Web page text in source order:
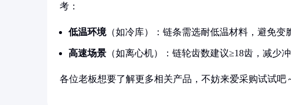
考：
低温环境（如冷库）：链条需选耐低温材料，避免变
高速场景 （如离心机）：链轮齿数建议≥18齿，减少
各位老板想要了解更多相关产品，不妨来爱采购试试吧